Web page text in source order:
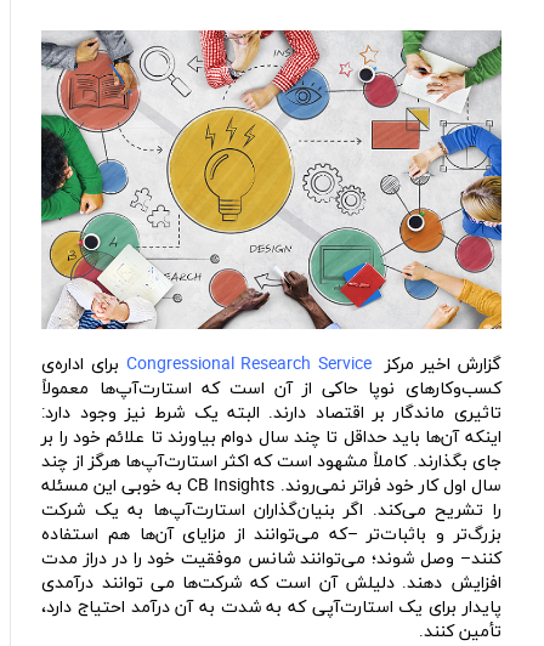
گزارش اخیر مرکز Congressional Research Service برای اداره‌ی
کسب‌و‌کار‌های نوپا حاکی از آن است که استارت‌آپ‌ها معمولاً
تاثیری ماندگار بر اقتصاد دارند. البته یک شرط نیز وجود دارد:
اینکه آن‌ها باید حداقل تا چند سال دوام بیاورند تا علائم خود را بر
جای بگذارند. کاملاً مشهود است که اکثر استارت‌آپ‌ها هرگز از چند
سال اول کار خود فراتر نمی‌روند. CB Insights به خوبی این مسئله
را تشریح می‌کند. اگر بنیان‌گذاران استارت‌آپ‌ها به یک شرکت
بزرگ‌تر و باثبات‌تر –که می‌توانند از مزایای آن‌ها هم استفاده
کنند– وصل شوند؛ می‌توانند شانس موفقیت خود را در دراز مدت
افزایش دهند. دلیلش آن است که شرکت‌ها می توانند درآمدی
پایدار برای یک استارت‌آپی که به شدت به آن درآمد احتیاج دارد،
تأمین کنند.